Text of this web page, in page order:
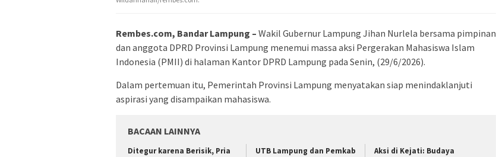
Rembes.com, Bandar Lampung – Wakil Gubernur Lampung Jihan Nurlela bersama pimpinan
dan anggota DPRD Provinsi Lampung menemui massa aksi Pergerakan Mahasiswa Islam
Indonesia (PMII) di halaman Kantor DPRD Lampung pada Senin, (29/6/2026).
Dalam pertemuan itu, Pemerintah Provinsi Lampung menyatakan siap menindaklanjuti
aspirasi yang disampaikan mahasiswa.
BACAAN LAINNYA
Ditegur karena Berisik, Pria
UTB Lampung dan Pemkab
Aksi di Kejati: Budaya